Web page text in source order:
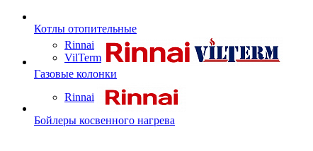
Котлы отопительные
Rinnai
VilTerm
Газовые колонки
Rinnai
Бойлеры косвенного нагрева